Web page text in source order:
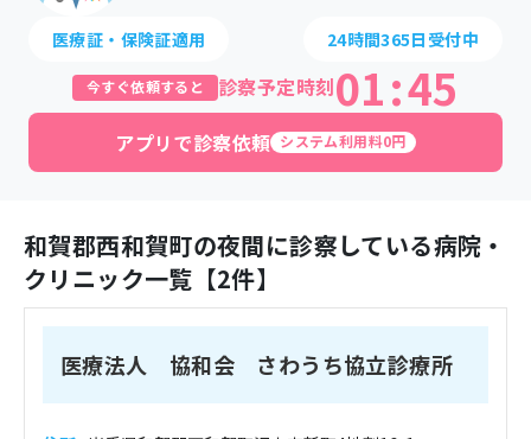
医療証・保険証適用 24時間365日受付中
今すぐ依頼すると 診察予定時刻01:45
アプリで診察依頼 システム利用料0円
和賀郡西和賀町の夜間に診察している病院・
クリニック一覧【2件】
医療法人 協和会 さわうち協立診療所